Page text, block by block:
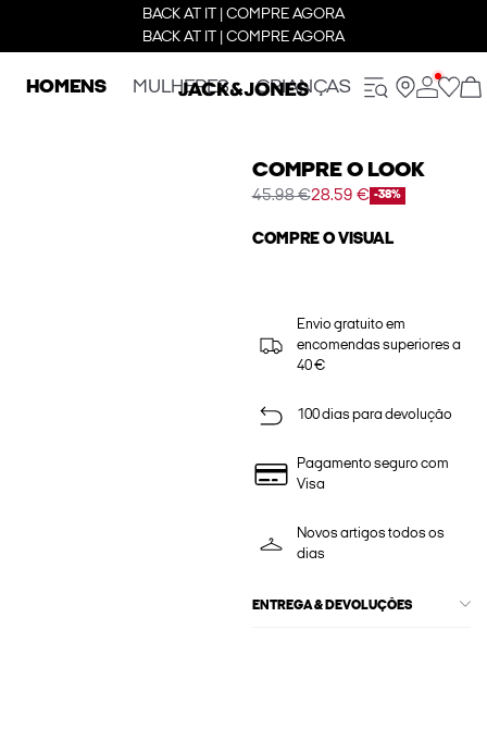
BACK AT IT | COMPRE AGORA
BACK AT IT | COMPRE AGORA
HOMENS MULHERES CRIANÇAS
COMPRE O LOOK
45.98 €28.59 € -38%
COMPRE O VISUAL
Envio gratuito em
encomendas superiores a
40 €
100 dias para devolução
Pagamento seguro com
Visa
Novos artigos todos os
dias
ENTREGA & DEVOLUÇÕES